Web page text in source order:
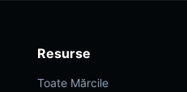
Resurse
Toate Mărcile